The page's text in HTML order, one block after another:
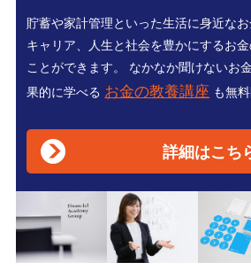
貯蓄や家計管理といった生活に身近なお
キャリア、人生と社会を豊かにするお
ことができます。 なかなか聞けないお
果的に学べる お金の教養講座 も無
詳細はこち